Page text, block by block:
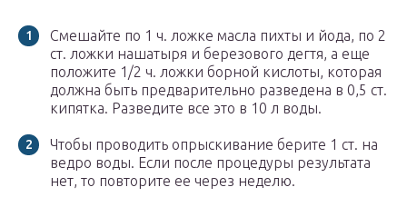
Смешайте по 1 ч. ложке масла пихты и йода, по 2
ст. ложки нашатыря и березового дегтя, а еще
положите 1/2 ч. ложки борной кислоты, которая
должна быть предварительно разведена в 0,5 ст.
кипятка. Разведите все это в 10 л воды.
Чтобы проводить опрыскивание берите 1 ст. на
ведро воды. Если после процедуры результата
нет, то повторите ее через неделю.